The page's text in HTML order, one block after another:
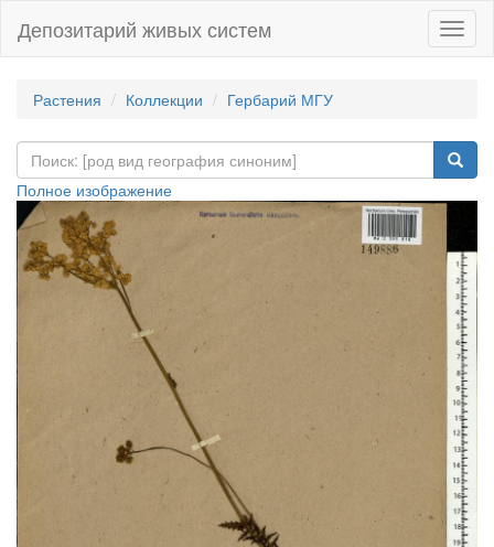
Депозитарий живых систем
Растения Коллекции Гербарий МГУ
Полное изображение